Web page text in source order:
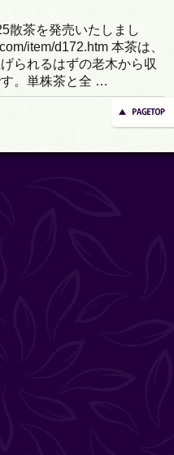
散茶を発売いたしまし
item/d172.htm 本茶は、
られるはずの老木から収
。単株茶と全 …